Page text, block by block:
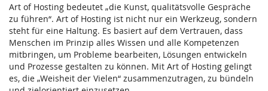
Art of Hosting bedeutet „die Kunst, qualitätsvolle Gespräche
zu führen“. Art of Hosting ist nicht nur ein Werkzeug, sondern
steht für eine Haltung. Es basiert auf dem Vertrauen, dass
Menschen im Prinzip alles Wissen und alle Kompetenzen
mitbringen, um Probleme bearbeiten, Lösungen entwickeln
und Prozesse gestalten zu können. Mit Art of Hosting gelingt
es, die „Weisheit der Vielen“ zusammenzutragen, zu bündeln